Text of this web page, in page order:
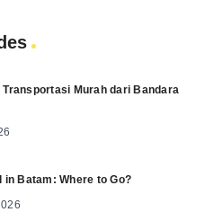
Murah dari Bandara
in Batam: Where to Go?